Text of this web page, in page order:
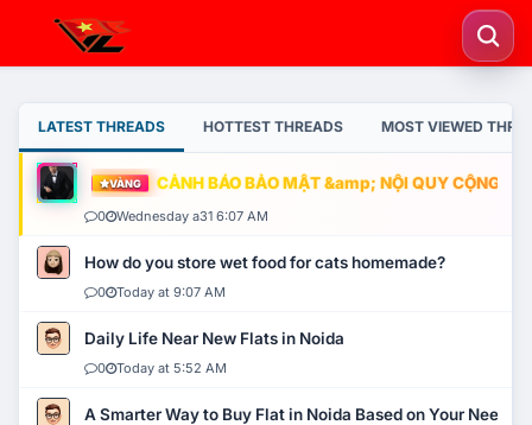
LATEST THREADS HOTTEST THREADS MOST VIEWED
VÀNG CẢNH BÁO BẢO MẬT &amp; NỘI QUY CỘNG
0 Wednesday a31 6:07 AM
How do you store wet food for cats homemade?
0 Today at 9:07 AM
Daily Life Near New Flats in Noida
0 Today at 5:52 AM
A Smarter Way to Buy Flat in Noida Based on Your Needs